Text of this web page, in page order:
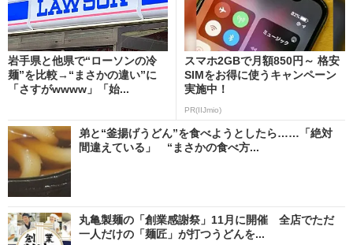
岩手県と他県で“ローソンの冷
麺”を比較→“まさかの違い”に
「さすがwwww」「始...
スマホ2GBで月額850円～ 格安
SIMをお得に使うキャンペーン
実施中！
PR(IIJmio)
弟と“釜揚げうどん”を食べようとしたら……「絶対
間違えている」 “まさかの食べ方...
丸亀製麺の「創業感謝祭」11月に開催 全店でただ
一人だけの「麺匠」が打つうどんを...